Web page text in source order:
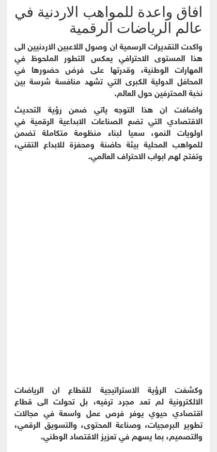
افاق واعدة للمواهب الاردنية في
عالم الرياضات الرقمية
واكدت التقديرات الرسمية ان وصول اللاعبين الاردنيين الى
هذا المستوى الاحترافي يعكس التطور الملحوظ في
المهارات الوطنية، وقدرتها على فرض حضورها في
المحافل الدولية الكبرى التي تشهد منافسة شرسة بين
نخبة المحترفين حول العالم.
واضافت ان هذا التوجه ياتي ضمن رؤية التحديث
الاقتصادي التي تضع الصناعات الابداعية الرقمية في
اولويات النمو، سعيا لبناء منظومة متكاملة تضمن
للمواهب المحلية بيئة حاضنة ومحفزة للابداع التقني،
وتفتح لهم ابواب الاحتراف العالمي.
وكشفت الرؤية الاستراتيجية للقطاع ان الرياضات
الالكترونية لم تعد مجرد ترفيه، بل تحولت الى قطاع
اقتصادي حيوي يوفر فرص عمل واسعة في مجالات
تطوير البرمجيات، وصناعة المحتوى، والتسويق الرقمي،
والتصميم، بما يسهم في تعزيز الاقتصاد الوطني.